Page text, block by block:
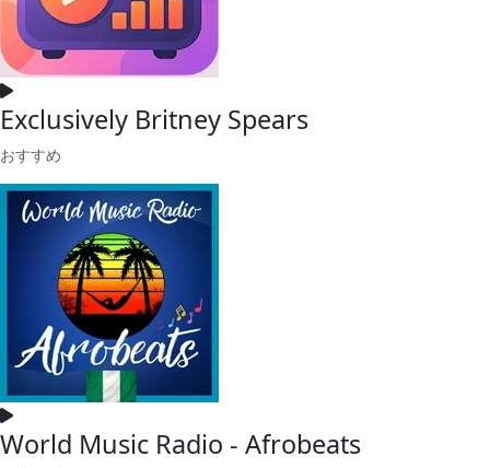
Exclusively Britney Spears
おすすめ
World Music Radio - Afrobeats